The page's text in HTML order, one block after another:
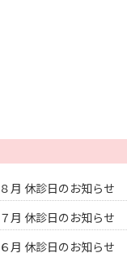
８月 休診日のお知らせ
７月 休診日のお知らせ
６月 休診日のお知らせ